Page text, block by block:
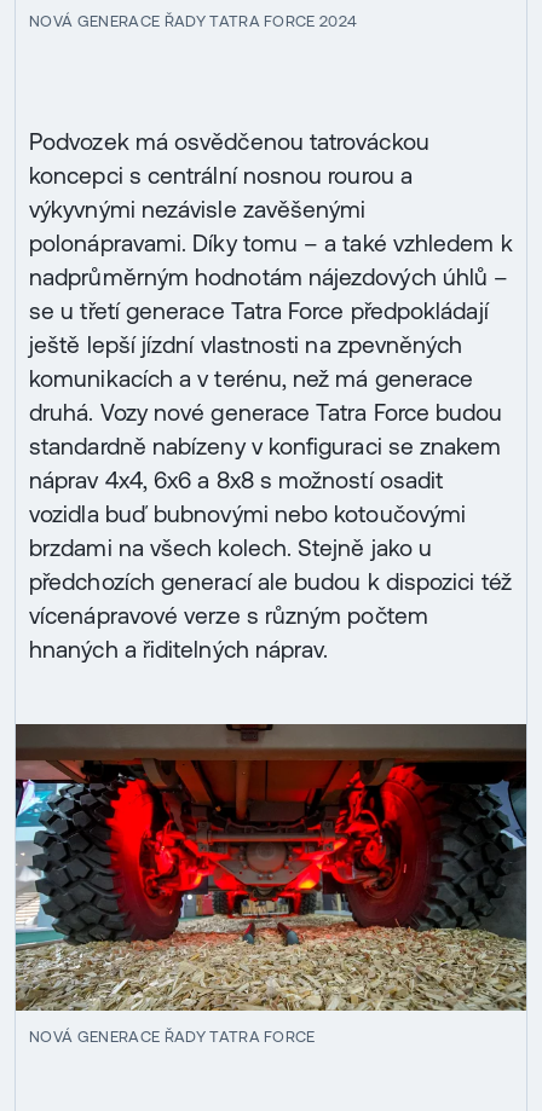
NOVÁ GENERACE ŘADY TATRA FORCE 2024
Podvozek má osvědčenou tatrováckou
koncepci s centrální nosnou rourou a
výkyvnými nezávisle zavěšenými
polonápravami. Díky tomu – a také vzhledem k
nadprůměrným hodnotám nájezdových úhlů –
se u třetí generace Tatra Force předpokládají
ještě lepší jízdní vlastnosti na zpevněných
komunikacích a v terénu, než má generace
druhá. Vozy nové generace Tatra Force budou
standardně nabízeny v konfiguraci se znakem
náprav 4x4, 6x6 a 8x8 s možností osadit
vozidla buď bubnovými nebo kotoučovými
brzdami na všech kolech. Stejně jako u
předchozích generací ale budou k dispozici též
vícenápravové verze s různým počtem
hnaných a řiditelných náprav.
NOVÁ GENERACE ŘADY TATRA FORCE